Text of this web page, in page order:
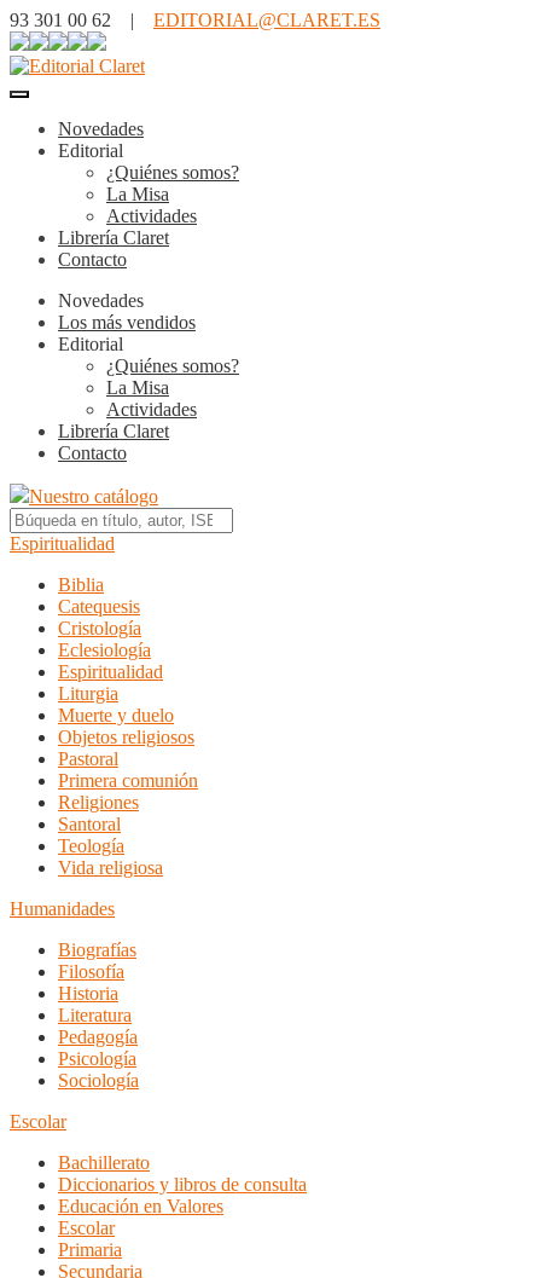
93 301 00 62 | EDITORIAL@CLARET.ES
Novedades
Editorial
¿Quiénes somos?
La Misa
Actividades
Librería Claret
Contacto
Novedades
Los más vendidos
Editorial
¿Quiénes somos?
La Misa
Actividades
Librería Claret
Contacto
Nuestro catálogo
Espiritualidad
Biblia
Catequesis
Cristología
Eclesiología
Espiritualidad
Liturgia
Muerte y duelo
Objetos religiosos
Pastoral
Primera comunión
Religiones
Santoral
Teología
Vida religiosa
Humanidades
Biografías
Filosofía
Historia
Literatura
Pedagogía
Psicología
Sociología
Escolar
Bachillerato
Diccionarios y libros de consulta
Educación en Valores
Escolar
Primaria
Secundaria